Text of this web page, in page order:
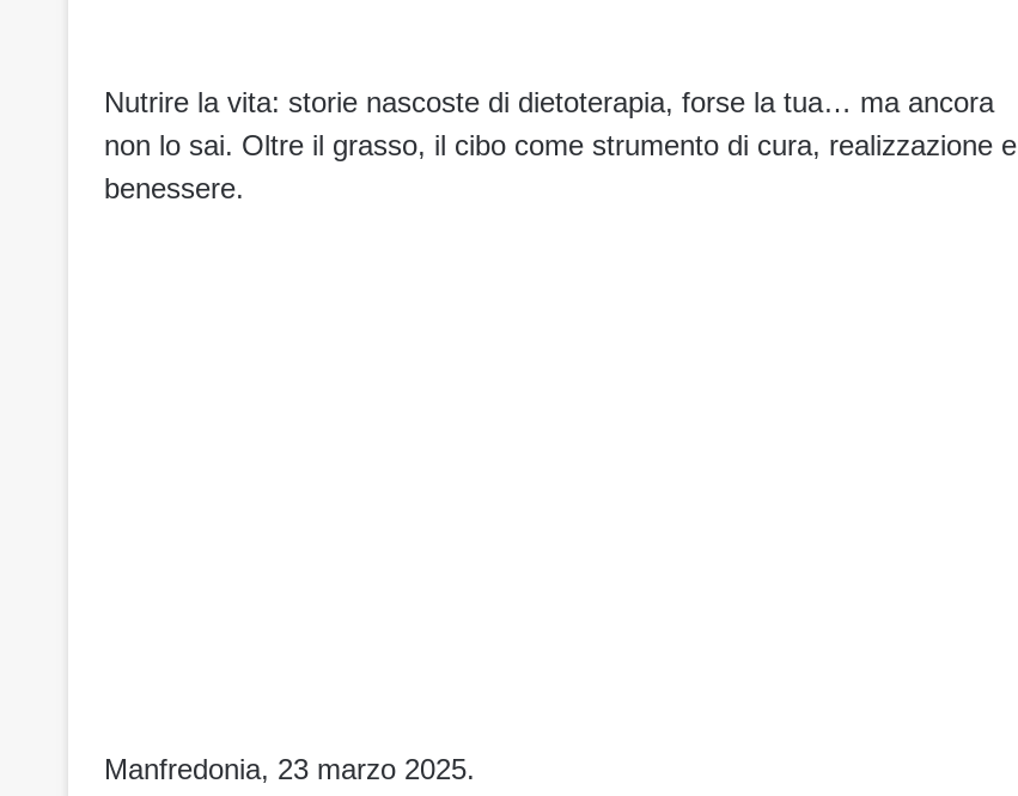
Nutrire la vita: storie nascoste di dietoterapia, forse la tua… ma ancora
non lo sai. Oltre il grasso, il cibo come strumento di cura, realizzazione e
benessere.
Manfredonia, 23 marzo 2025.